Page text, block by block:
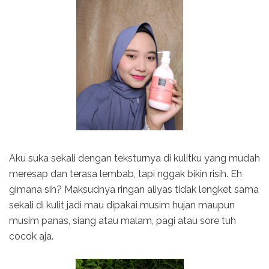
Aku suka sekali dengan teksturnya di kulitku yang mudah
meresap dan terasa lembab, tapi nggak bikin risih. Eh
gimana sih? Maksudnya ringan aliyas tidak lengket sama
sekali di kulit jadi mau dipakai musim hujan maupun
musim panas, siang atau malam, pagi atau sore tuh
cocok aja.